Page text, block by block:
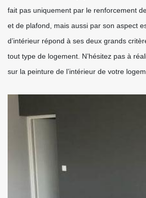
fait pas uniquement par le renforcement
et de plafond, mais aussi par son aspect
d’intérieur répond à ses deux grands
tout type de logement. N’hésitez pas à
sur la peinture de l’intérieur de votre